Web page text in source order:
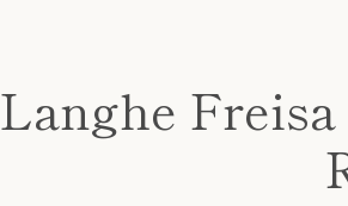
Langhe Freisa